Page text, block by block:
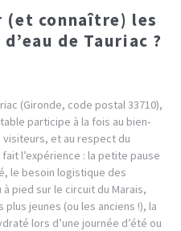
(et connaître) les
de Tauriac ?
(Gironde, code postal 33710),
participe à la fois au bien-
visiteurs, et au respect du
l’expérience : la petite pause
le besoin logistique des
pied sur le circuit du Marais,
plus jeunes (ou les anciens !), la
lors d’une journée d’été ou